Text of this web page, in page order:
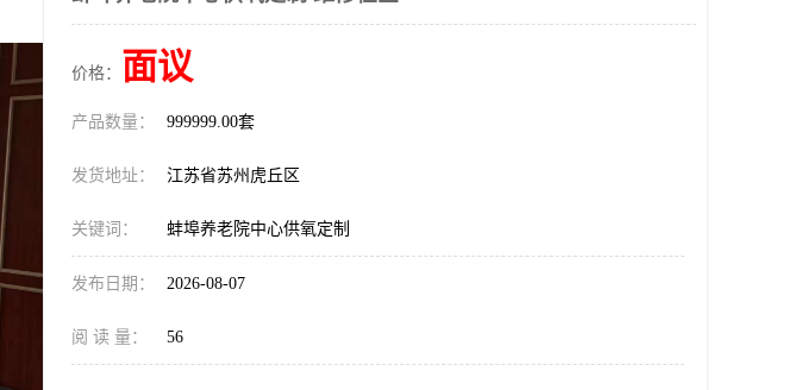
价格： 面议
产品数量： 999999.00套
发货地址： 江苏省苏州虎丘区
关键词： 蚌埠养老院中心供氧定制
发布日期： 2026-08-07
阅 读 量： 56